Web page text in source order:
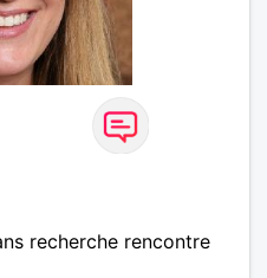
recherche rencontre